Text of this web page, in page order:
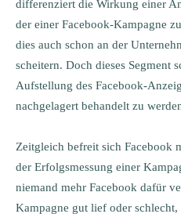
differenziert die Wirkung einer
der einer Facebook-Kampagne
dies auch schon an der
scheitern. Doch dieses Segment
Aufstellung des Facebook-
nachgelagert behandelt zu
Zeitgleich befreit sich Facebook
der Erfolgsmessung einer
niemand mehr Facebook dafür
Kampagne gut lief oder schlecht,